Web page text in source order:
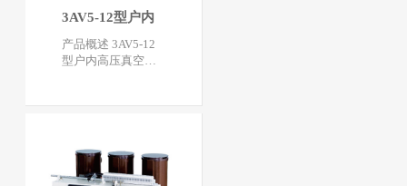
3AV5-12型户内
路器
产品概述 3AV5-12
型户内高压真空断
缘技术，将真…